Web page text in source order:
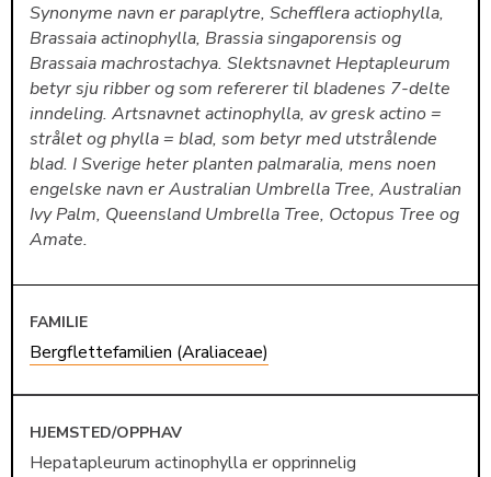
Synonyme navn er paraplytre, Schefflera actiophylla,
Brassaia actinophylla, Brassia singaporensis og
Brassaia machrostachya. Slektsnavnet Heptapleurum
betyr sju ribber og som refererer til bladenes 7-delte
inndeling. Artsnavnet actinophylla, av gresk actino =
strålet og phylla = blad, som betyr med utstrålende
blad. I Sverige heter planten palmaralia, mens noen
engelske navn er Australian Umbrella Tree, Australian
Ivy Palm, Queensland Umbrella Tree, Octopus Tree og
Amate.
FAMILIE
Bergflettefamilien (Araliaceae)
HJEMSTED/OPPHAV
Hepatapleurum actinophylla er opprinnelig